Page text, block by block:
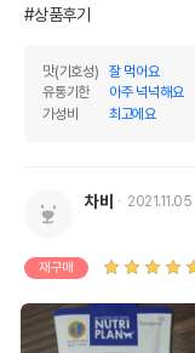
오메가3
오메가6
수분
기타성분
상세 정보
원료구성
#상품후기
맛(기호성)
잘 먹어요
유통기한
아주 넉넉해요
가성비
최고에요
차비 2021.11.05
재구매